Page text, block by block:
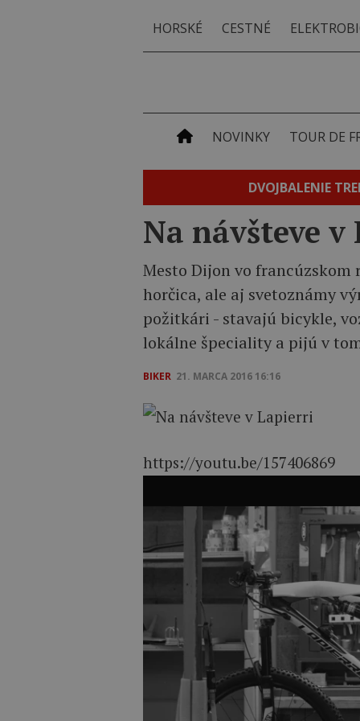
HORSKÉ CESTNÉ
NOVINKY TOUR DE
DVOJBALENIE
Na návšteve
Mesto Dijon vo francúzskom
horčica, ale aj svetoznámy
požitkári - stavajú bicykle,
lokálne špeciality a pijú v
BIKER 21. MARCA 2016 16:16
https://youtu.be/157406869